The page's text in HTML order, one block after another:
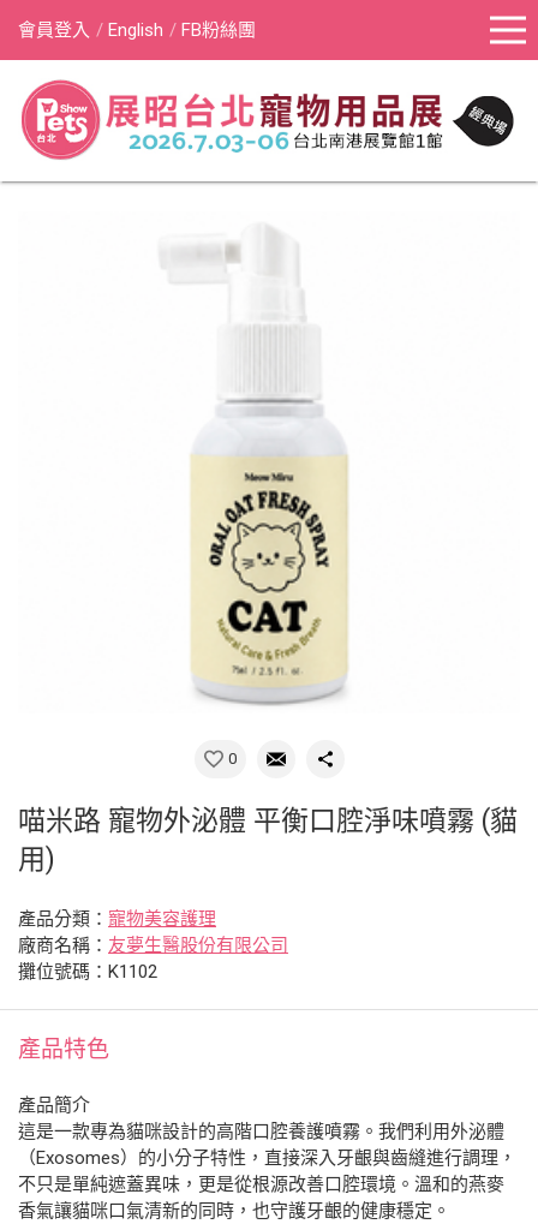
會員登入 English FB粉絲團
0
喵米路 寵物外泌體 平衡口腔淨味噴霧 (貓
用)
產品分類： 寵物美容護理
廠商名稱： 友夢生醫股份有限公司
攤位號碼：K1102
產品特色
產品簡介
這是一款專為貓咪設計的高階口腔養護噴霧。我們利用外泌體
（Exosomes）的小分子特性，直接深入牙齦與齒縫進行調理，
不只是單純遮蓋異味，更是從根源改善口腔環境。溫和的燕麥
香氣讓貓咪口氣清新的同時，也守護牙齦的健康穩定。